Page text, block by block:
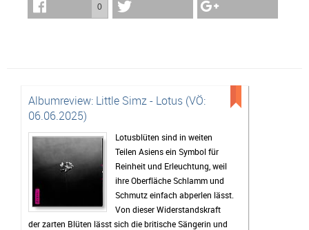
0
Albumreview: Little Simz - Lotus (VÖ:
06.06.2025)
Lotusblüten sind in weiten
Teilen Asiens ein Symbol für
Reinheit und Erleuchtung, weil
ihre Oberfläche Schlamm und
Schmutz einfach abperlen lässt.
Von dieser Widerstandskraft
der zarten Blüten lässt sich die britische Sängerin und